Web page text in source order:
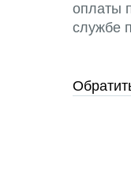
оплаты
службе